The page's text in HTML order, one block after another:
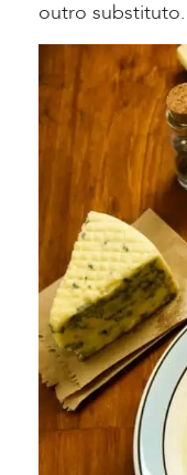
outro substituto.